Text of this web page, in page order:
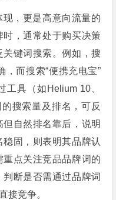
，更是高意向流量的
时，通常处于购买决策
键词搜索。例如，搜
，而搜索“便携充电宝”
具（如Helium 10、
搜索量及排名，可反
自然排名靠后，说明
固，则表明其品牌认
点关注竞品品牌词的
断是否需通过品牌词
接竞争。